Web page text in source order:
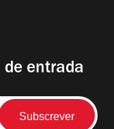
de entrada